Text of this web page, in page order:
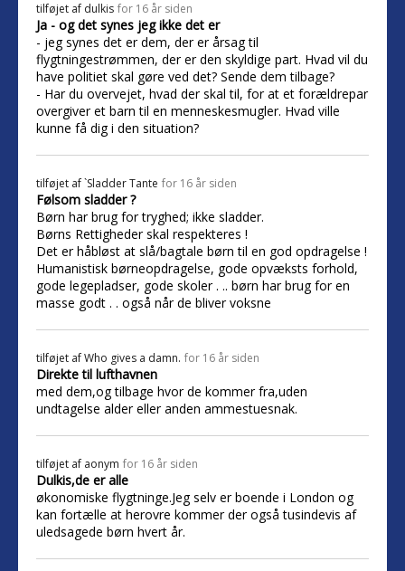
tilføjet af dulkis for 16 år siden
Ja - og det synes jeg ikke det er
- jeg synes det er dem, der er årsag til
flygtningestrømmen, der er den skyldige part. Hvad vil du
have politiet skal gøre ved det? Sende dem tilbage?
- Har du overvejet, hvad der skal til, for at et forældrepar
overgiver et barn til en menneskesmugler. Hvad ville
kunne få dig i den situation?
tilføjet af`Sladder Tante for 16 år siden
Følsom sladder ?
Børn har brug for tryghed; ikke sladder.
Børns Rettigheder skal respekteres !
Det er håbløst at slå/bagtale børn til en god opdragelse !
Humanistisk børneopdragelse, gode opvæksts forhold,
gode legepladser, gode skoler . .. børn har brug for en
masse godt . . også når de bliver voksne
tilføjet afWho gives a damn. for 16 år siden
Direkte til lufthavnen
med dem,og tilbage hvor de kommer fra,uden
undtagelse alder eller anden ammestuesnak.
tilføjet af aonym for 16 år siden
Dulkis,de er alle
økonomiske flygtninge.Jeg selv er boende i London og
kan fortælle at herovre kommer der også tusindevis af
uledsagede børn hvert år.